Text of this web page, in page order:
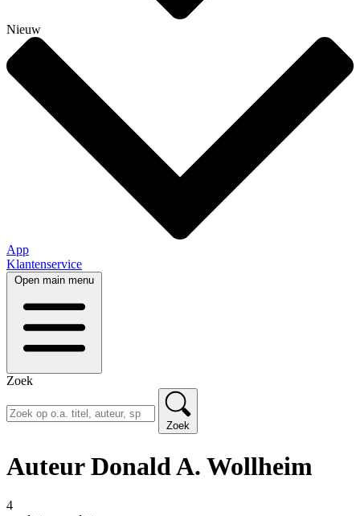
Nieuw
App
Klantenservice
Open main menu
Zoek
Zoek
Auteur Donald A. Wollheim
4